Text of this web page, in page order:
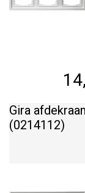
Gira
(0214112)